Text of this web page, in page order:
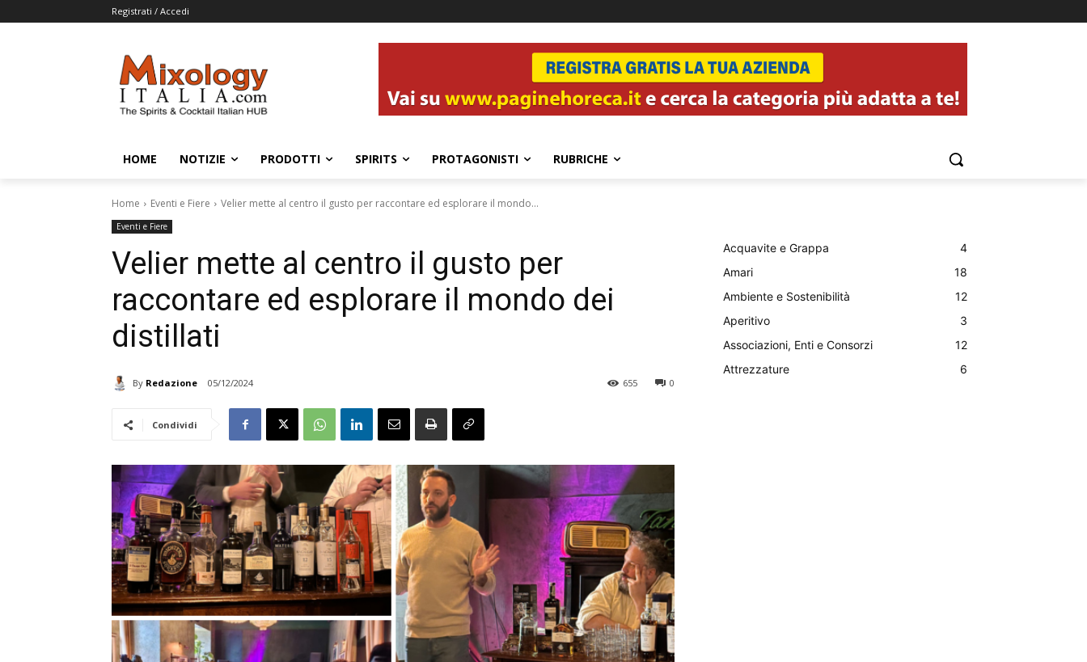
Registrati / Accedi
HOME NOTIZIE PRODOTTI SPIRITS PROTAGONISTI RUBRICHE
Home Eventi e Fiere Velier mette al centro il gusto per raccontare ed esplorare il mondo...
Eventi e Fiere
Velier mette al centro il gusto per
raccontare ed esplorare il mondo dei
distillati
By Redazione 05/12/2024 0
655
Condividi
Acquavite e Grappa
4
Amari
18
Ambiente e Sostenibilità
12
Aperitivo
3
Associazioni, Enti e Consorzi
12
Attrezzature
6